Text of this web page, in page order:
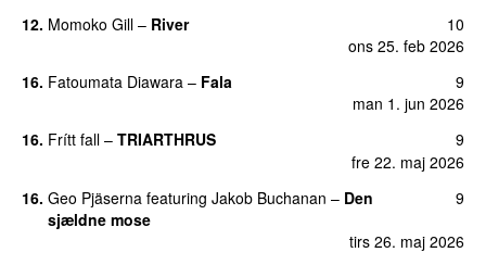
12. Momoko Gill – River
ons 25. feb 2026
10
16. Fatoumata Diawara – Fala
man 1. jun 2026
9
16. Frítt fall – TRIARTHRUS
fre 22. maj 2026
9
16. Geo Pjäserna featuring Jakob Buchanan – Den
sjældne mose
tirs 26. maj 2026
9